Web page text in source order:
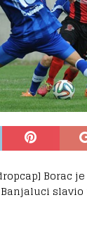
Borac